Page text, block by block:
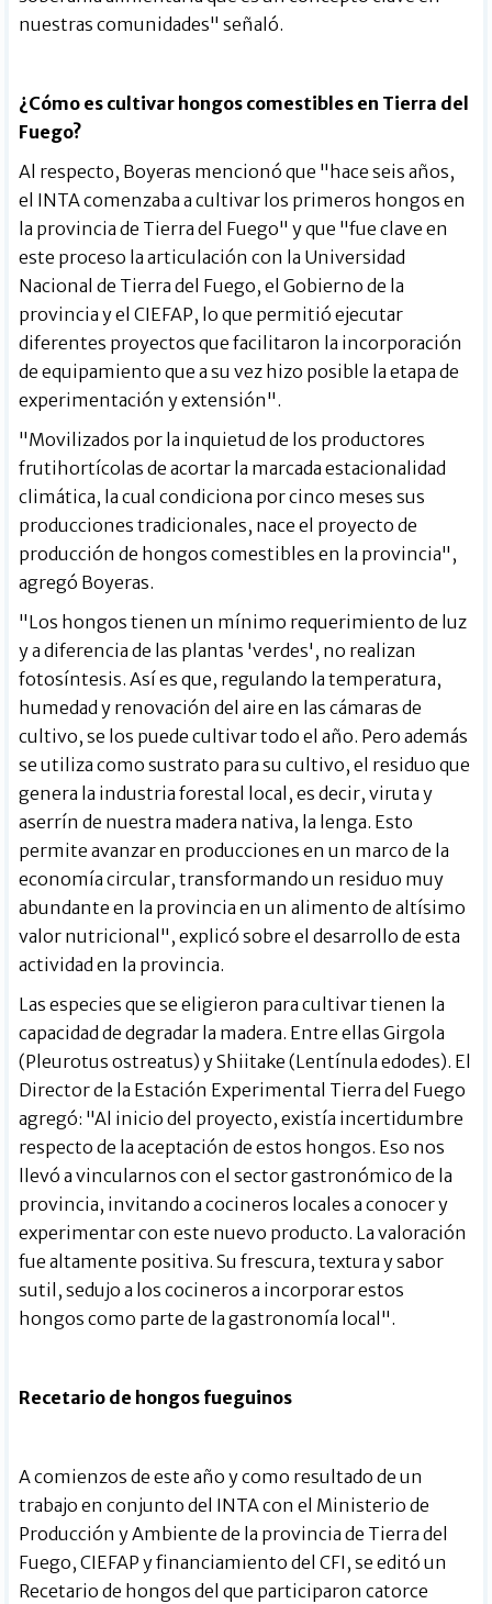
nuestras comunidades" señaló.
¿Cómo es cultivar hongos comestibles en Tierra del
Fuego?
Al respecto, Boyeras mencionó que "hace seis años,
el INTA comenzaba a cultivar los primeros hongos en
la provincia de Tierra del Fuego" y que "fue clave en
este proceso la articulación con la Universidad
Nacional de Tierra del Fuego, el Gobierno de la
provincia y el CIEFAP, lo que permitió ejecutar
diferentes proyectos que facilitaron la incorporación
de equipamiento que a su vez hizo posible la etapa de
experimentación y extensión".
"Movilizados por la inquietud de los productores
frutihortícolas de acortar la marcada estacionalidad
climática, la cual condiciona por cinco meses sus
producciones tradicionales, nace el proyecto de
producción de hongos comestibles en la provincia",
agregó Boyeras.
"Los hongos tienen un mínimo requerimiento de luz
y a diferencia de las plantas 'verdes', no realizan
fotosíntesis. Así es que, regulando la temperatura,
humedad y renovación del aire en las cámaras de
cultivo, se los puede cultivar todo el año. Pero además
se utiliza como sustrato para su cultivo, el residuo que
genera la industria forestal local, es decir, viruta y
aserrín de nuestra madera nativa, la lenga. Esto
permite avanzar en producciones en un marco de la
economía circular, transformando un residuo muy
abundante en la provincia en un alimento de altísimo
valor nutricional", explicó sobre el desarrollo de esta
actividad en la provincia.
Las especies que se eligieron para cultivar tienen la
capacidad de degradar la madera. Entre ellas Girgola
(Pleurotus ostreatus) y Shiitake (Lentínula edodes). El
Director de la Estación Experimental Tierra del Fuego
agregó: "Al inicio del proyecto, existía incertidumbre
respecto de la aceptación de estos hongos. Eso nos
llevó a vincularnos con el sector gastronómico de la
provincia, invitando a cocineros locales a conocer y
experimentar con este nuevo producto. La valoración
fue altamente positiva. Su frescura, textura y sabor
sutil, sedujo a los cocineros a incorporar estos
hongos como parte de la gastronomía local".
Recetario de hongos fueguinos
A comienzos de este año y como resultado de un
trabajo en conjunto del INTA con el Ministerio de
Producción y Ambiente de la provincia de Tierra del
Fuego, CIEFAP y financiamiento del CFI, se editó un
Recetario de hongos del que participaron catorce